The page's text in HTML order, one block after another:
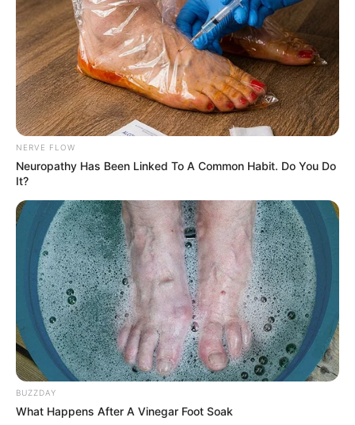
5. Cola Permanente Reposicionável
Foto:karenmoraiss
A cola permanente possui ótima aderência em
tecido, madeira e feltro. Pode ser aplicada
em tábuas depintura em tecido, para esticar e
prender o pano, mas também serve para unir
NERVE FLOW
Neuropathy Has Been Linked To A Common Habit. Do You Do
It?
BUZZDAY
What Happens After A Vinegar Foot Soak